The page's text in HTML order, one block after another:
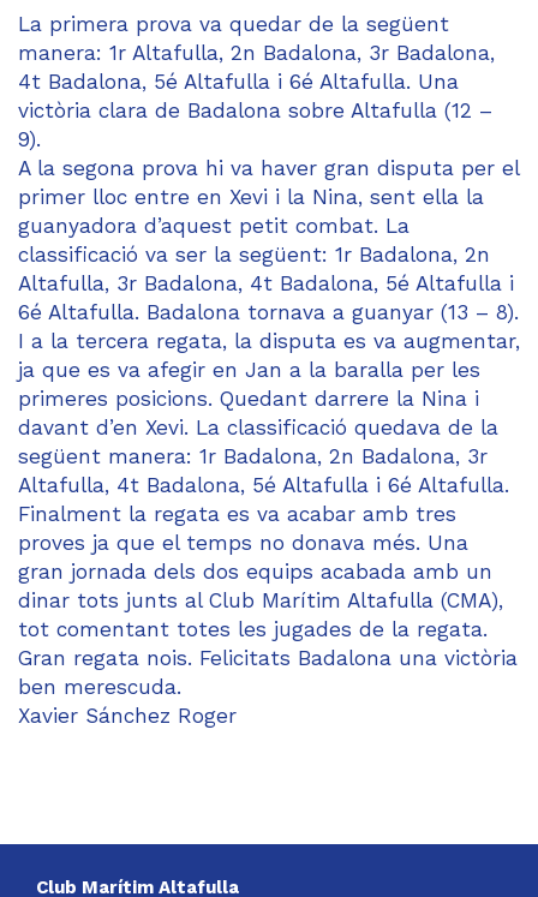
La primera prova va quedar de la següent
manera: 1r Altafulla, 2n Badalona, 3r Badalona,
4t Badalona, 5é Altafulla i 6é Altafulla. Una
victòria clara de Badalona sobre Altafulla (12 –
9).
A la segona prova hi va haver gran disputa per el
primer lloc entre en Xevi i la Nina, sent ella la
guanyadora d’aquest petit combat. La
classificació va ser la següent: 1r Badalona, 2n
Altafulla, 3r Badalona, 4t Badalona, 5é Altafulla i
6é Altafulla. Badalona tornava a guanyar (13 – 8).
I a la tercera regata, la disputa es va augmentar,
ja que es va afegir en Jan a la baralla per les
primeres posicions. Quedant darrere la Nina i
davant d’en Xevi. La classificació quedava de la
següent manera: 1r Badalona, 2n Badalona, 3r
Altafulla, 4t Badalona, 5é Altafulla i 6é Altafulla.
Finalment la regata es va acabar amb tres
proves ja que el temps no donava més. Una
gran jornada dels dos equips acabada amb un
dinar tots junts al Club Marítim Altafulla (CMA),
tot comentant totes les jugades de la regata.
Gran regata nois. Felicitats Badalona una victòria
ben merescuda.
Xavier Sánchez Roger
Club Marítim Altafulla